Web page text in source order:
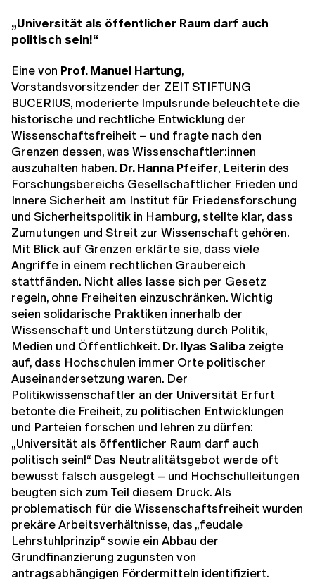
„Universität als öffentlicher Raum darf auch
politisch sein!“
Eine von Prof. Manuel Hartung,
Vorstandsvorsitzender der ZEIT STIFTUNG
BUCERIUS, moderierte Impulsrunde beleuchtete die
historische und rechtliche Entwicklung der
Wissenschaftsfreiheit – und fragte nach den
Grenzen dessen, was Wissenschaftler:innen
auszuhalten haben. Dr. Hanna Pfeifer, Leiterin des
Forschungsbereichs Gesellschaftlicher Frieden und
Innere Sicherheit am Institut für Friedensforschung
und Sicherheitspolitik in Hamburg, stellte klar, dass
Zumutungen und Streit zur Wissenschaft gehören.
Mit Blick auf Grenzen erklärte sie, dass viele
Angriffe in einem rechtlichen Graubereich
stattfänden. Nicht alles lasse sich per Gesetz
regeln, ohne Freiheiten einzuschränken. Wichtig
seien solidarische Praktiken innerhalb der
Wissenschaft und Unterstützung durch Politik,
Medien und Öffentlichkeit. Dr. Ilyas Saliba zeigte
auf, dass Hochschulen immer Orte politischer
Auseinandersetzung waren. Der
Politikwissenschaftler an der Universität Erfurt
betonte die Freiheit, zu politischen Entwicklungen
und Parteien forschen und lehren zu dürfen:
„Universität als öffentlicher Raum darf auch
politisch sein!“ Das Neutralitätsgebot werde oft
bewusst falsch ausgelegt – und Hochschulleitungen
beugten sich zum Teil diesem Druck. Als
problematisch für die Wissenschaftsfreiheit wurden
prekäre Arbeitsverhältnisse, das „feudale
Lehrstuhlprinzip“ sowie ein Abbau der
Grundfinanzierung zugunsten von
antragsabhängigen Fördermitteln identifiziert.